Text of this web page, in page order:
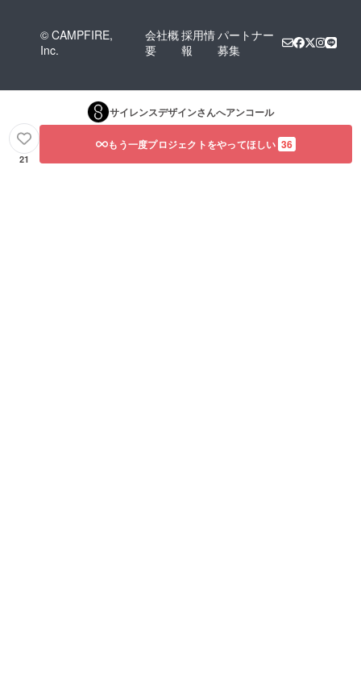
どが生
す。何
了承い
ただけ
ますよ
うお願
© CAMPFIRE,
Inc.
会社概
要
採用情
報
パートナー
募集
サイレンスデザインさんへアンコール
21
もう一度プロジェクトをやってほしい 36